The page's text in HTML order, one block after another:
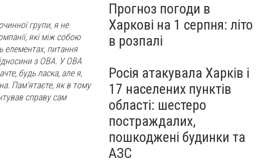
групи, я не
які між собою
елементах, питання
з ОВА. У ОВА
будь ласка, але я,
Пам'ятаєте, як в тому
справу сам
що найчастіше стаються
ДТП на Харківщині
Прогноз погоди в
Харкові на 1 серпня: літо
в розпалі
Росія атакувала Харків і
17 населених пунктів
області: шестеро
постраждалих,
пошкоджені будинки та
АЗС